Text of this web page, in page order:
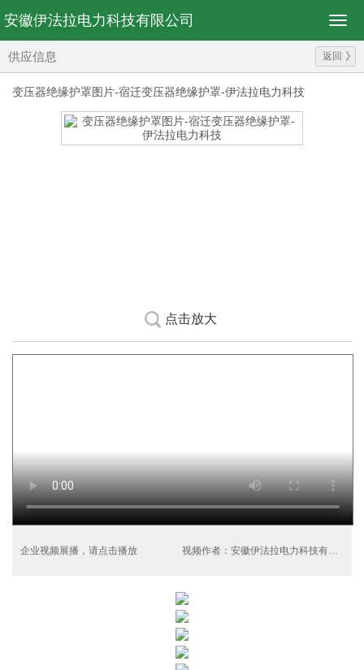
安徽伊法拉电力科技有限公司
供应信息 返回
变压器绝缘护罩图片-宿迁变压器绝缘护罩-伊法拉电力科技
点击放大
企业视频展播，请点击播放 视频作者：安徽伊法拉电力科技有限公司